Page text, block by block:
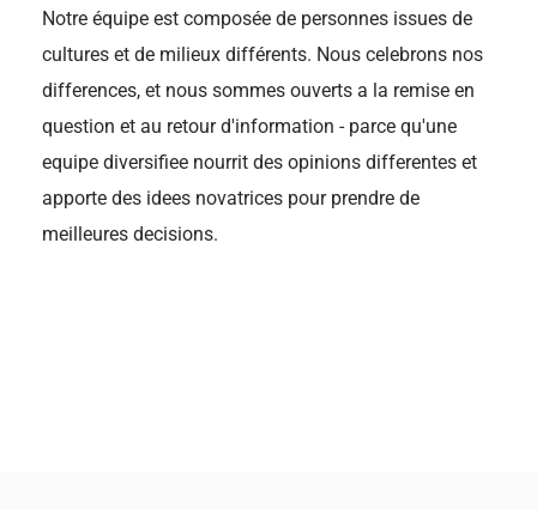
Notre équipe est composée de personnes issues de
cultures et de milieux différents. Nous celebrons nos
differences, et nous sommes ouverts a la remise en
question et au retour d'information - parce qu'une
equipe diversifiee nourrit des opinions differentes et
apporte des idees novatrices pour prendre de
meilleures decisions.